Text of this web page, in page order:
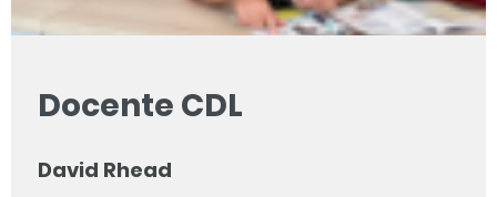
Docente CDL
David Rhead